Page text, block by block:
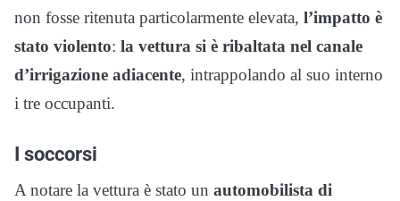
non fosse ritenuta particolarmente elevata, l’impatto è
stato violento: la vettura si è ribaltata nel canale
d’irrigazione adiacente, intrappolando al suo interno
i tre occupanti.
I soccorsi
A notare la vettura è stato un automobilista di